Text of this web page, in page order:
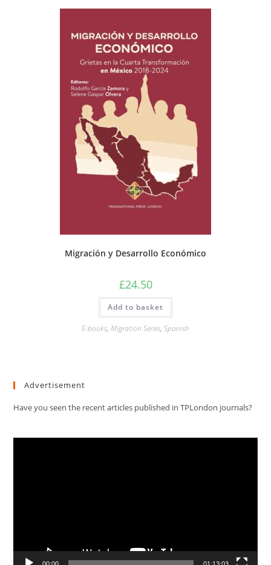
Migración y Desarrollo Económico
£24.50
Add to basket
E-books, Migration Series, Spanish
Advertisement
Have you seen the recent articles published in TPLondon journals?